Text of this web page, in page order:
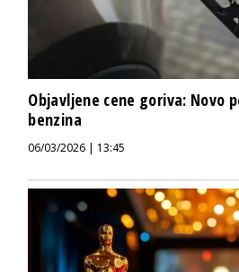
Objavljene cene goriva: Novo
benzina
06/03/2026 | 13:45